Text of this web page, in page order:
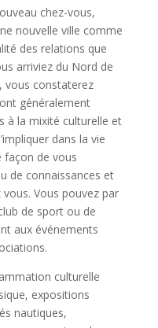
chez-vous,
nouvelle ville comme
des relations que
arriviez du Nord de
vous constaterez
généralement
à la mixité culturelle et
dans la vie
façon de vous
de connaissances et
Vous pouvez par
de sport ou de
aux événements
culturelle
expositions
nautiques,